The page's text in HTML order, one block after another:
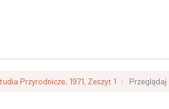
Przyrodnicze, 1971, Zeszyt 1 Przeglądaj